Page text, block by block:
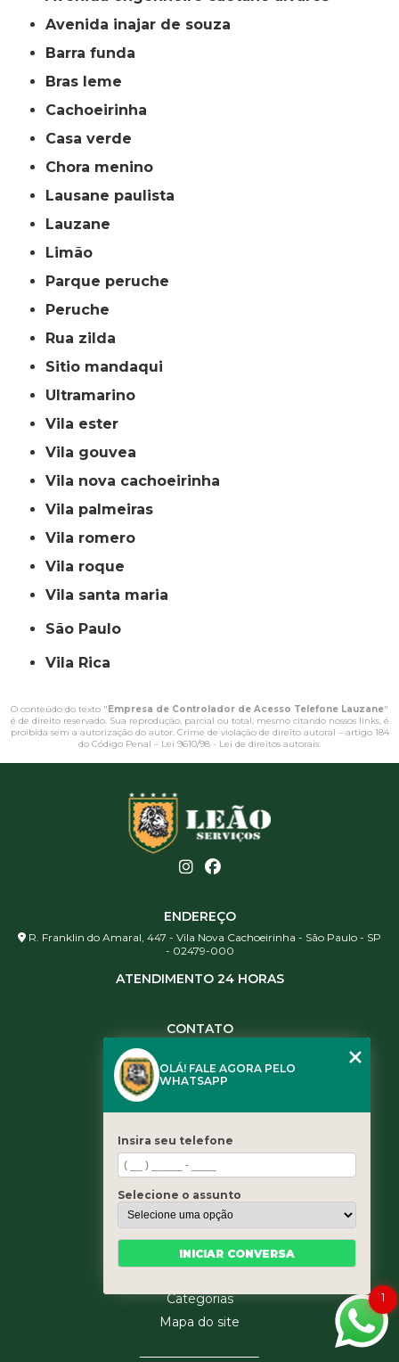
avenida inajar de souza
barra funda
bras leme
cachoeirinha
casa verde
chora menino
lausane paulista
lauzane
limão
parque peruche
peruche
rua zilda
sitio mandaqui
ultramarino
vila ester
vila gouvea
vila nova cachoeirinha
vila palmeiras
vila romero
vila roque
vila santa maria
São Paulo
Vila Rica
O conteúdo do texto " Empresa de Controlador de Acesso Telefone Lauzane"
é de direito reservado. Sua reprodução, parcial ou total, mesmo citando nossos links, é
proibida sem a autorização do autor. Crime de violação de direito autoral – artigo 184
do Código Penal – Lei 9610/98 - Lei de direitos autorais.
ENDEREÇO
R. Franklin do Amaral, 447 - Vila Nova Cachoeirinha - São Paulo - SP
- 02479-000
ATENDIMENTO 24 HORAS
CONTATO
(11) 3461-5871
contato@leaoservicos.com.br
Home
Quem somos
Serviços
Blog
Categorias
Mapa do site
1
OLÁ! FALE AGORA PELO
WHATSAPP
Insira seu telefone
Selecione o assunto
INICIAR CONVERSA